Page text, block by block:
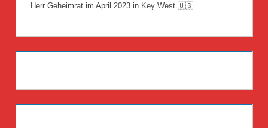
Herr Geheimrat im April 2023 in Key West 🇺🇸